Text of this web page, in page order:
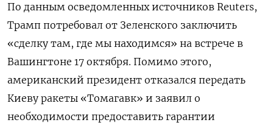
По данным осведомленных источников Reuters,
Трамп потребовал от Зеленского заключить
«сделку там, где мы находимся» на встрече в
Вашингтоне 17 октября. Помимо этого,
американский президент отказался передать
Киеву ракеты «Томагавк» и заявил о
необходимости предоставить гарантии